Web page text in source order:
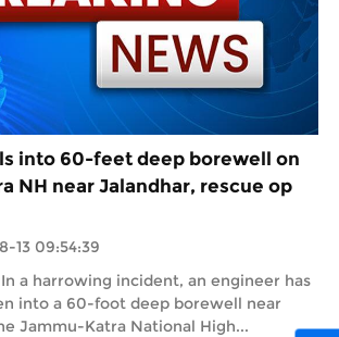
into 60-feet deep borewell on
NH near Jalandhar, rescue op
13 09:54:39
In a harrowing incident, an engineer has
into a 60-foot deep borewell near
Jammu-Katra National High...